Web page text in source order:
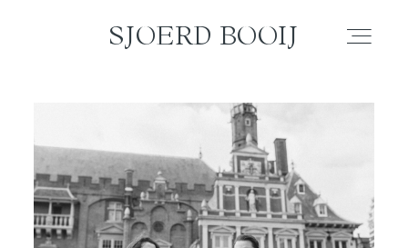
SJOERD BOOIJ
SJOERD BOOIJ
WEDDING
ELOPEMENT
COUPLE